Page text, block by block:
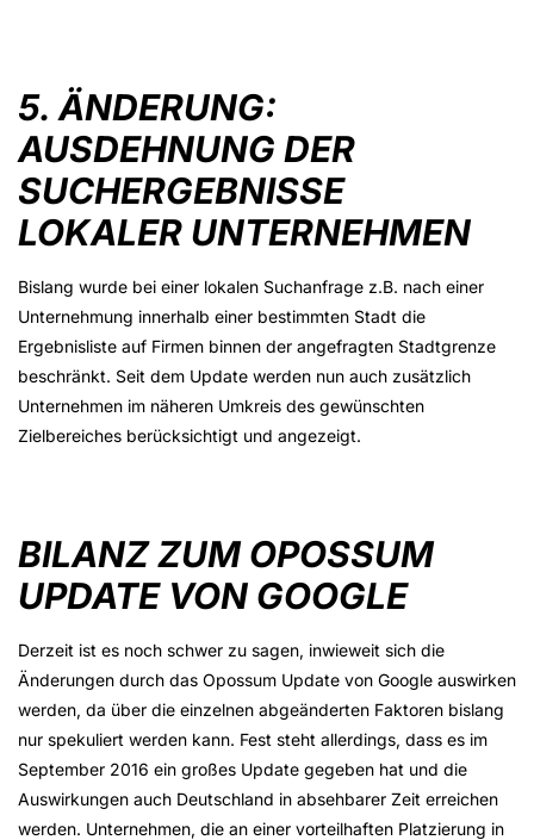
5. ÄNDERUNG:
AUSDEHNUNG DER
SUCHERGEBNISSE
LOKALER UNTERNEHMEN
Bislang wurde bei einer lokalen Suchanfrage z.B. nach einer
Unternehmung innerhalb einer bestimmten Stadt die
Ergebnisliste auf Firmen binnen der angefragten Stadtgrenze
beschränkt. Seit dem Update werden nun auch zusätzlich
Unternehmen im näheren Umkreis des gewünschten
Zielbereiches berücksichtigt und angezeigt.
BILANZ ZUM OPOSSUM
UPDATE VON GOOGLE
Derzeit ist es noch schwer zu sagen, inwieweit sich die
Änderungen durch das Opossum Update von Google auswirken
werden, da über die einzelnen abgeänderten Faktoren bislang
nur spekuliert werden kann. Fest steht allerdings, dass es im
September 2016 ein großes Update gegeben hat und die
Auswirkungen auch Deutschland in absehbarer Zeit erreichen
werden. Unternehmen, die an einer vorteilhaften Platzierung in